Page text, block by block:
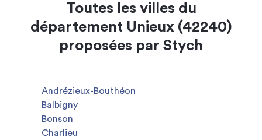
Toutes les villes du
département Unieux (42240)
proposées par Stych
Andrézieux-Bouthéon
Balbigny
Bonson
Charlieu